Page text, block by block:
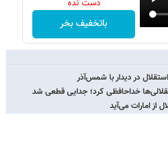
دست نده
باتخفیف بخر
در دیدار با شمس‌آذر
خداحافظی کرد؛ جدایی قطعی شد
از امارات می‌آید